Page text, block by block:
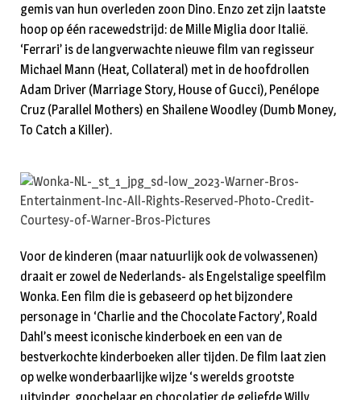
gemis van hun overleden zoon Dino. Enzo zet zijn laatste
hoop op één racewedstrijd: de Mille Miglia door Italië.
‘Ferrari’ is de langverwachte nieuwe film van regisseur
Michael Mann (Heat, Collateral) met in de hoofdrollen
Adam Driver (Marriage Story, House of Gucci), Penélope
Cruz (Parallel Mothers) en Shailene Woodley (Dumb Money,
To Catch a Killer).
Voor de kinderen (maar natuurlijk ook de volwassenen)
draait er zowel de Nederlands- als Engelstalige speelfilm
Wonka. Een film die is gebaseerd op het bijzondere
personage in ‘Charlie and the Chocolate Factory’, Roald
Dahl’s meest iconische kinderboek en een van de
bestverkochte kinderboeken aller tijden. De film laat zien
op welke wonderbaarlijke wijze ‘s werelds grootste